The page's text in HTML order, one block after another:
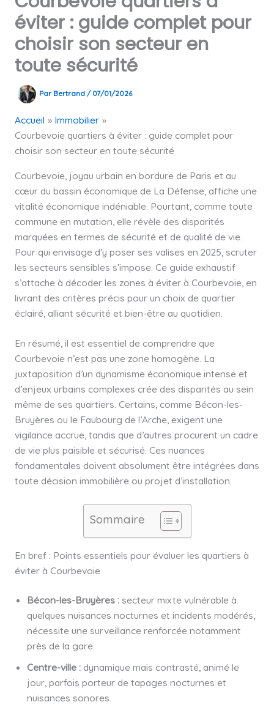
éviter : guide complet pour
choisir son secteur en
toute sécurité
Par Bertrand / 07/01/2026
Accueil
Immobilier
Courbevoie quartiers à éviter : guide complet pour
choisir son secteur en toute sécurité
Courbevoie, joyau urbain en bordure de Paris et au
cœur du bassin économique de La Défense, affiche une
vitalité économique indéniable. Pourtant, comme toute
commune en mutation, elle révèle des disparités
marquées en termes de sécurité et de qualité de vie.
Pour qui envisage d’y poser ses valises en 2025, scruter
les secteurs sensibles s’impose. Ce guide exhaustif
s’attache à décoder les zones à éviter à Courbevoie, en
livrant des critères précis pour un choix de quartier
éclairé, alliant sécurité et bien-être au quotidien.
En résumé, il est essentiel de comprendre que
Courbevoie n’est pas une zone homogène. La
juxtaposition d’un dynamisme économique intense et
d’enjeux urbains complexes crée des disparités au sein
même de ses quartiers. Certains, comme Bécon-les-
Bruyères ou le Faubourg de l’Arche, exigent une
vigilance accrue, tandis que d’autres procurent un cadre
de vie plus paisible et sécurisé. Ces nuances
fondamentales doivent absolument être intégrées dans
toute décision immobilière ou projet d’installation.
Sommaire
En bref : Points essentiels pour évaluer les quartiers à
éviter à Courbevoie
Bécon-les-Bruyères :secteur mixte vulnérable à
quelques nuisances nocturnes et incidents modérés,
nécessite une surveillance renforcée notamment
près de la gare.
Centre-ville :dynamique mais contrasté, animé le
jour, parfois porteur de tapages nocturnes et
nuisances sonores.